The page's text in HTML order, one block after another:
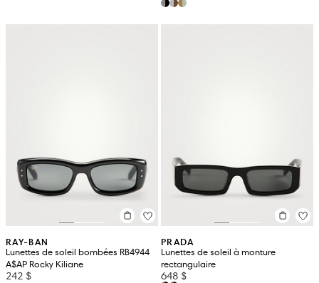
RAY-BAN
Lunettes de soleil bombées RB4944
A$AP Rocky Kiliane
242 $
PRADA
Lunettes de soleil à monture
rectangulaire
648 $